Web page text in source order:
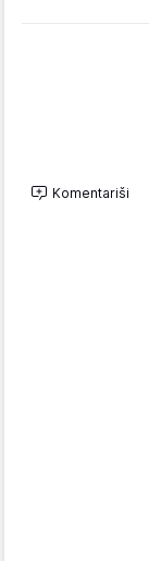
Komentariši